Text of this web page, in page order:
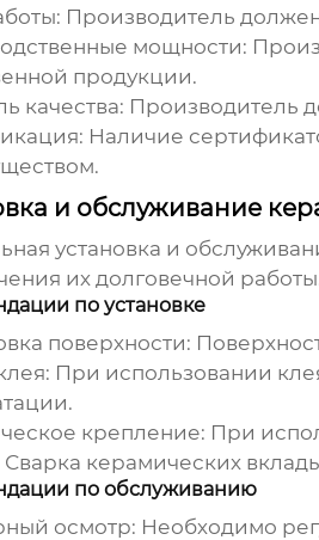
Производитель
мощности:
продукции.
качества: Производитель
Наличие
и обслуживание
установка и
их долговечной
по установке
поверхности:
При использовании
крепление: При
Сварка керамических
по обслуживанию
осмотр: Необходимо